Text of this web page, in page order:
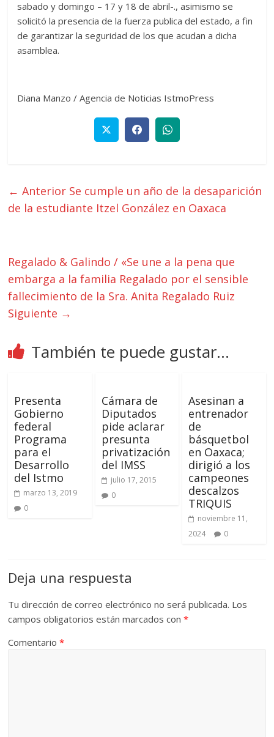
sabado y domingo – 17 y 18 de abril-., asimismo se
solicitó la presencia de la fuerza publica del estado, a fin
de garantizar la seguridad de los que acudan a dicha
asamblea.
Diana Manzo / Agencia de Noticias IstmoPress
← Anterior Se cumple un año de la desaparición
de la estudiante Itzel González en Oaxaca
Regalado & Galindo / «Se une a la pena que
embarga a la familia Regalado por el sensible
fallecimiento de la Sra. Anita Regalado Ruiz
Siguiente →
También te puede gustar...
Presenta
Gobierno
federal
Programa
para el
Desarrollo
del Istmo
marzo 13, 2019
0
Cámara de
Diputados
pide aclarar
presunta
privatización
del IMSS
julio 17, 2015
0
Asesinan a
entrenador
de
básquetbol
en Oaxaca;
dirigió a los
campeones
descalzos
TRIQUIS
noviembre 11,
2024
0
Deja una respuesta
Tu dirección de correo electrónico no será publicada. Los
campos obligatorios están marcados con*
Comentario*